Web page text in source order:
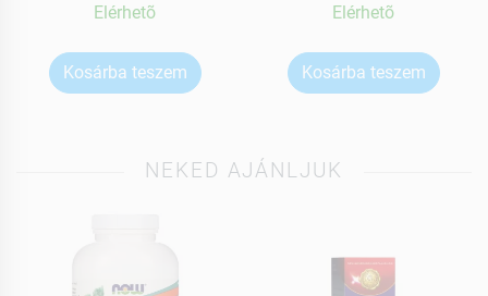
Elérhetõ
Kosárba teszem
Elérhetõ
Kosárba teszem
NEKED AJÁNLJUK